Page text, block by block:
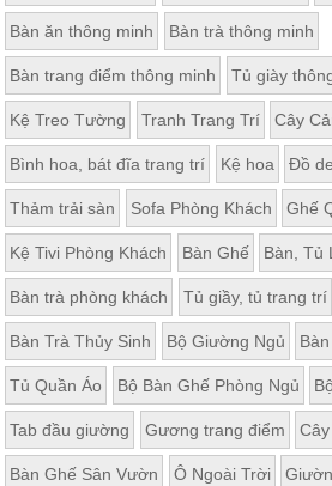
Bàn ăn thông minh Bàn trà thông minh
Bàn trang điểm thông minh Tủ giày
Kệ Treo Tường Tranh Trang Trí Cây
Bình hoa, bát đĩa trang trí Kệ hoa Đồ
Thảm trải sàn Sofa Phòng Khách Ghế
Kệ Tivi Phòng Khách Bàn Ghế Bàn, Tủ
Bàn trà phòng khách Tủ giầy, tủ trang trí
Bàn Trà Thủy Sinh Bộ Giường Ngủ
Tủ Quần Áo Bộ Bàn Ghế Phòng Ngủ
Tab đầu giường Gương trang điểm
Bàn Ghế Sân Vườn Ô Ngoài Trời